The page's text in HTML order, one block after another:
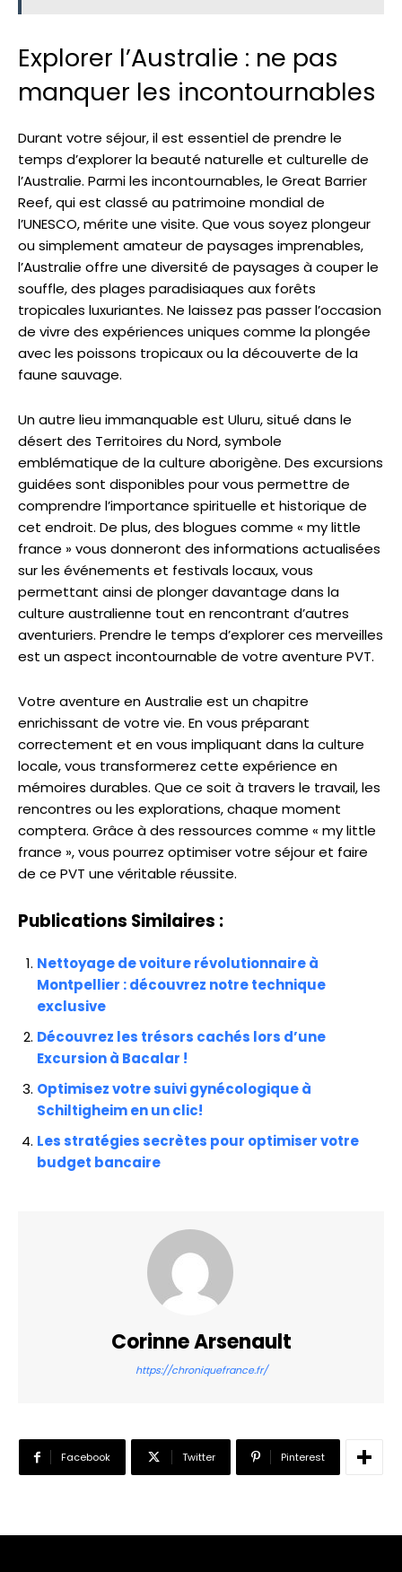
Explorer l’Australie : ne pas
manquer les incontournables
Durant votre séjour, il est essentiel de prendre le
temps d’explorer la beauté naturelle et culturelle de
l’Australie. Parmi les incontournables, le Great Barrier
Reef, qui est classé au patrimoine mondial de
l’UNESCO, mérite une visite. Que vous soyez plongeur
ou simplement amateur de paysages imprenables,
l’Australie offre une diversité de paysages à couper le
souffle, des plages paradisiaques aux forêts
tropicales luxuriantes. Ne laissez pas passer l’occasion
de vivre des expériences uniques comme la plongée
avec les poissons tropicaux ou la découverte de la
faune sauvage.
Un autre lieu immanquable est Uluru, situé dans le
désert des Territoires du Nord, symbole
emblématique de la culture aborigène. Des excursions
guidées sont disponibles pour vous permettre de
comprendre l’importance spirituelle et historique de
cet endroit. De plus, des blogues comme « my little
france » vous donneront des informations actualisées
sur les événements et festivals locaux, vous
permettant ainsi de plonger davantage dans la
culture australienne tout en rencontrant d’autres
aventuriers. Prendre le temps d’explorer ces merveilles
est un aspect incontournable de votre aventure PVT.
Votre aventure en Australie est un chapitre
enrichissant de votre vie. En vous préparant
correctement et en vous impliquant dans la culture
locale, vous transformerez cette expérience en
mémoires durables. Que ce soit à travers le travail, les
rencontres ou les explorations, chaque moment
comptera. Grâce à des ressources comme « my little
france », vous pourrez optimiser votre séjour et faire
de ce PVT une véritable réussite.
Publications Similaires :
Nettoyage de voiture révolutionnaire à
Montpellier : découvrez notre technique
exclusive
Découvrez les trésors cachés lors d’une
Excursion à Bacalar !
Optimisez votre suivi gynécologique à
Schiltigheim en un clic!
Les stratégies secrètes pour optimiser votre
budget bancaire
Corinne Arsenault
https://chroniquefrance.fr/
Facebook Twitter Pinterest